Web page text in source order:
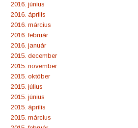
2016. június
2016. április
2016. március
2016. február
2016. január
2015. december
2015. november
2015. október
2015. július
2015. június
2015. április
2015. március